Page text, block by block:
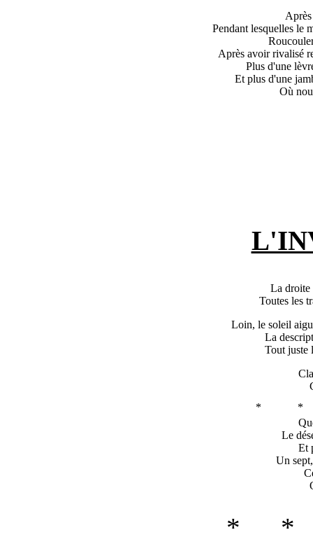
Après
Pendant lesquelles le
Après avoir rivalisé
Plus d'une
Et plus d'une
Où
La droite
Toutes les
Loin, le soleil
La
Tout juste
*
Le
Et
Un
*